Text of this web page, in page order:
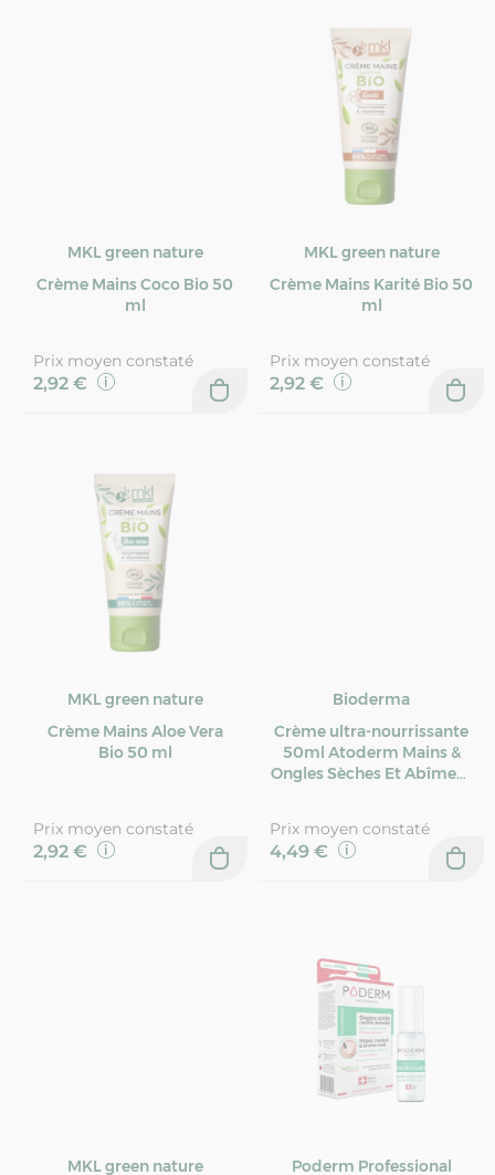
MKL green nature
Crème Mains Coco Bio 50
ml
Prix moyen constaté
2,92 €
MKL green nature
Crème Mains Karité Bio 50
ml
Prix moyen constaté
2,92 €
MKL green nature
Crème Mains Aloe Vera
Bio 50 ml
Prix moyen constaté
2,92 €
Bioderma
Crème ultra-nourrissante
50ml Atoderm Mains &
Ongles Sèches Et Abîmees
Prix moyen constaté
4,49 €
MKL green nature Poderm Professional